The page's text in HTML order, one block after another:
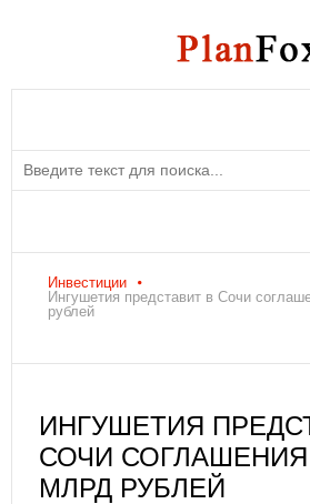
Инвестиции
Ингушетия представит в Сочи
рублей
ИНГУШЕТИЯ
СОЧИ СОГЛАШЕНИЯ
МЛРД РУБЛЕЙ